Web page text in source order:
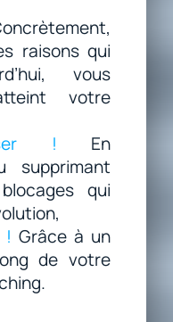
raisons qui
vous
votre
! En
supprimant
qui
! Grâce à un
de votre